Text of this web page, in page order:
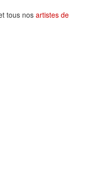
tous nos artistes de